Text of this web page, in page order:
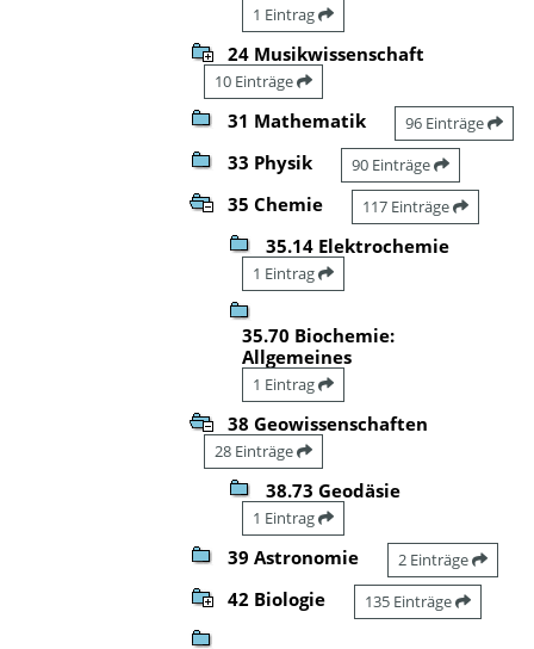
1 Eintrag
24 Musikwissenschaft
10 Einträge
31 Mathematik 96 Einträge
33 Physik 90 Einträge
35 Chemie 117 Einträge
35.14 Elektrochemie
1 Eintrag
35.70 Biochemie:
Allgemeines
1 Eintrag
38 Geowissenschaften
28 Einträge
38.73 Geodäsie
1 Eintrag
39 Astronomie 2 Einträge
42 Biologie 135 Einträge